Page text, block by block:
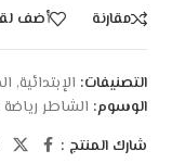
مقارنة
أضف
التصنيفات: الإبتدائية,
الوسوم: الشاطر رياضة 1ب ترم اول
شارك المنتج :